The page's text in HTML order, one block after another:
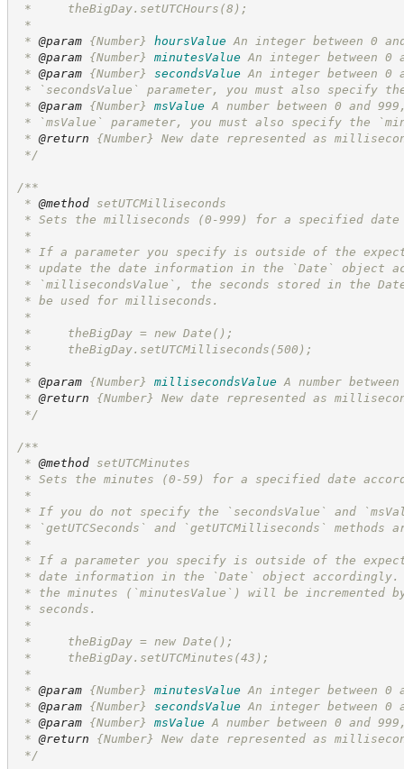
*     theBigDay.setUTCHours(8);
*
* @param {Number} hoursValue An integer between 0
* @param {Number} minutesValue An integer between 0
* @param {Number} secondsValue An integer between
* `secondsValue` parameter, you must also specify
* @param {Number} msValue A number between 0 and
* `msValue` parameter, you must also specify the
* @return {Number}
New date represented as
*/
/**
* @method setUTCMilliseconds
* Sets the milliseconds (0-999) for a specified
*
* If a parameter you specify is outside of the
* update the date information in the `Date` object
* `millisecondsValue`, the seconds stored in the
* be used for milliseconds.
*
*     theBigDay = new Date();
*     theBigDay.setUTCMilliseconds(500);
*
* @param {Number} millisecondsValue A number
* @return {Number}
New date represented as
*/
/**
* @method setUTCMinutes
* Sets the minutes (0-59) for a specified date
*
* If you do not specify the `secondsValue` and
* `getUTCSeconds` and `getUTCMilliseconds` methods
*
* If a parameter you specify is outside of the
* date information in the `Date` object accordingly.
* the minutes (`minutesValue`) will be incremented
* seconds.
*
*     theBigDay = new Date();
*     theBigDay.setUTCMinutes(43);
*
* @param {Number} minutesValue An integer between 0
* @param {Number} secondsValue An integer between
* @param {Number} msValue A number between 0 and
* @return {Number}
New date represented as
*/